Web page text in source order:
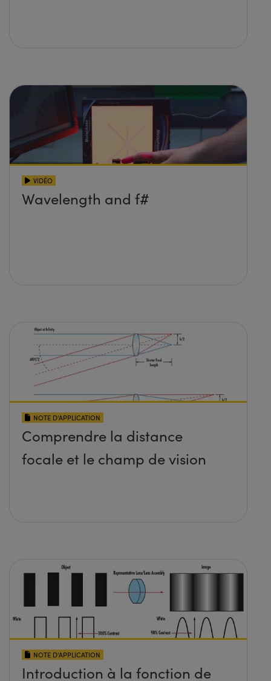
VIDÉO
Wavelength and f#
NOTE D’APPLICATION
Comprendre la distance
focale et le champ de vision
NOTE D’APPLICATION
Introduction à la fonction de